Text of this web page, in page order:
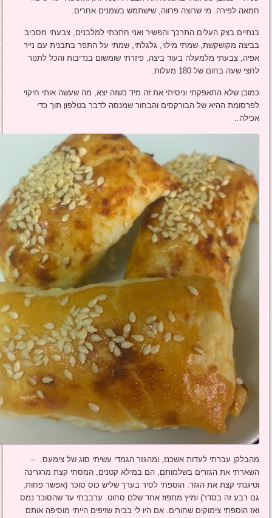
חמאה לפירה. מי שרוצה פרווה, שישתמש בשמנים אחרים.
בנתיים בצק העלים התרכך והפשיר ואני חתכתי למלבנים, צבעתי מסביב
בביצה מקושקשת, שמתי מילוי, גלגלתי, שמתי על התפר בתבנית עם נייר
אפיה, צבעתי מלמעלה בעוד ביצה, פיזרתי שומשום בנדיבות והכל לתנור
לחצי שעה בחום של 180 מעלות.
כמובן שלא התאפקתי וניסיתי את זה מיד כשזה יצא, מה שעשה אותי חיקוי
לפרסומת ההיא של הבורקסים והבחור שמנסה לדבר בטלפון תוך כדי
אכילה..
מהבלקן עברתי לעדות אשכנז, ומהגזר הגמדי עשיתי סוג של צימעס. –
השארתי את הגזרים בשלמותם, הם במילא קטנים, המסתי קצת מרגרינה
וטיגנתי קצת את הגזר. הוספתי לסיר בערך שליש כוס סוכר (אפשר פחות,
גם רבע זה בסדר) ומיץ מתפוז אחד שלם סחוט. ערבבתי עד שהסוכר נמס
ואז הוספתי צימוקים שחורים. אם היו לי בבית שזיפים הייתי מוסיפה אותם